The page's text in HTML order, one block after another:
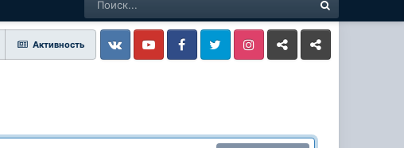
Активность
VkontakteYouTube FacebookTwitter InstagramLivejournalOdnoklassniki